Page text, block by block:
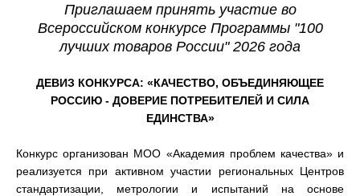
Приглашаем принять участие во
Всероссийском конкурсе Программы "100
лучших товаров России" 2026 года
ДЕВИЗ КОНКУРСА: «КАЧЕСТВО, ОБЪЕДИНЯЮЩЕЕ
РОССИЮ - ДОВЕРИЕ ПОТРЕБИТЕЛЕЙ И СИЛА
ЕДИНСТВА»
Конкурс организован МОО «Академия проблем качества» и
реализуется при активном участии региональных Центров
стандартизации, метрологии и испытаний на основе